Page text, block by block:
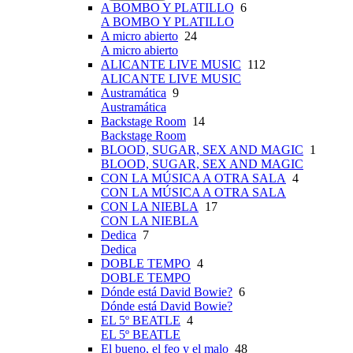
A BOMBO Y PLATILLO 6
A BOMBO Y PLATILLO
A micro abierto 24
A micro abierto
ALICANTE LIVE MUSIC 112
ALICANTE LIVE MUSIC
Austramática 9
Austramática
Backstage Room 14
Backstage Room
BLOOD, SUGAR, SEX AND MAGIC 1
BLOOD, SUGAR, SEX AND MAGIC
CON LA MÚSICA A OTRA SALA 4
CON LA MÚSICA A OTRA SALA
CON LA NIEBLA
17
CON LA NIEBLA
Dedica 7
Dedica
DOBLE TEMPO 4
DOBLE TEMPO
Dónde está David Bowie? 6
Dónde está David Bowie?
EL 5º BEATLE 4
EL 5º BEATLE
El bueno, el feo y el malo 48